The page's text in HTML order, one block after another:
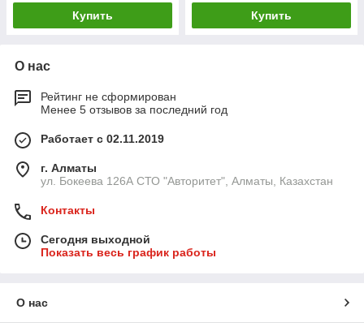
Купить Купить
О нас
Рейтинг не сформирован
Менее 5 отзывов за последний год
Работает с 02.11.2019
г. Алматы
ул. Бокеева 126А СТО "Авторитет", Алматы, Казахстан
Контакты
Сегодня выходной
Показать весь график работы
О нас